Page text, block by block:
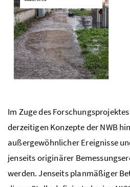
Im Zuge des Forschungsprojektes
derzeitigen Konzepte der NWB
außergewöhnlicher Ereignisse
jenseits originärer
werden. Jenseits planmäßiger